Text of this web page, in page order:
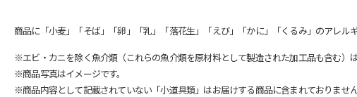
商品に「小麦」「そば」「卵」「乳」「落花生」「えび」「かに」「くるみ」のアレル
※エビ・カニを除く魚介類（これらの魚介類を原材料として製造された加工品も含む）
※商品写真はイメージです。
※商品内容として記載されていない「小道具類」はお届けする商品に含まれておりません